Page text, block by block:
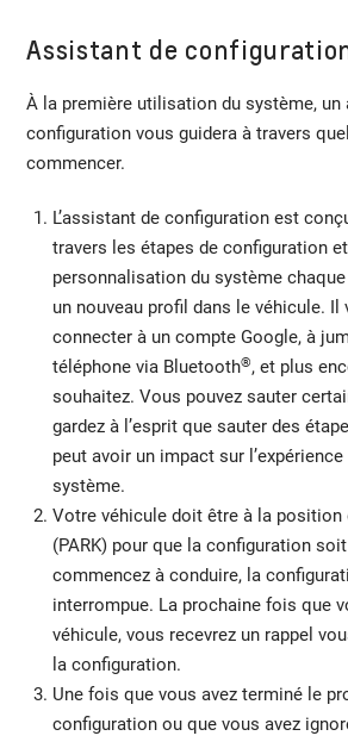
Assistant de
À la première utilisation du système, un
configuration vous guidera à travers
commencer.
L’assistant de configuration est
travers les étapes de configuration
personnalisation du système
un nouveau profil dans le véhicule. Il
connecter à un compte Google, à
téléphone via Bluetooth®, et plus
souhaitez. Vous pouvez sauter
gardez à l’esprit que sauter des
peut avoir un impact sur
système.
Votre véhicule doit être à la position
(PARK) pour que la configuration
commencez à conduire, la
interrompue. La prochaine fois que
véhicule, vous recevrez un rappel
la configuration.
Une fois que vous avez terminé le
configuration ou que vous avez